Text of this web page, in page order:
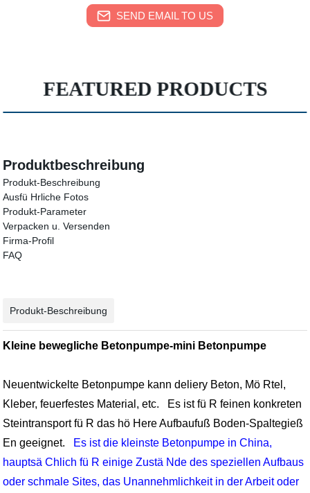
SEND EMAIL TO US
FEATURED PRODUCTS
Produktbeschreibung
Produkt-Beschreibung
Ausfü Hrliche Fotos
Produkt-Parameter
Verpacken u. Versenden
Firma-Profil
FAQ
Produkt-Beschreibung
Kleine bewegliche Betonpumpe-mini Betonpumpe
Neuentwickelte Betonpumpe kann deliery Beton, Mö Rtel,
Kleber, feuerfestes Material, etc. Es ist fü R feinen konkreten
Steintransport fü R das hö Here Aufbaufuß Boden-Spaltegieß
En geeignet. Es ist die kleinste Betonpumpe in China,
hauptsä Chlich fü R einige Zustä Nde des speziellen Aufbaus
oder schmale Sites, das Unannehmlichkeit in der Arbeit oder